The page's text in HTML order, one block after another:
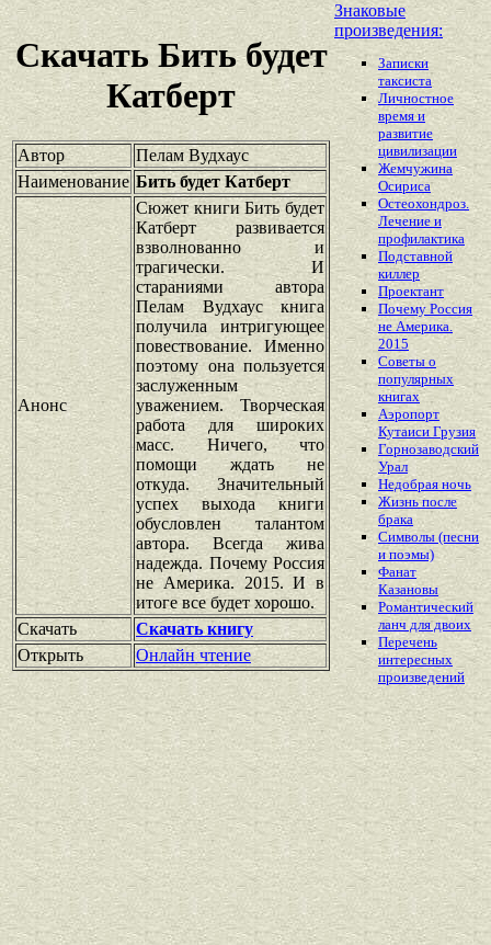
Скачать Бить будет
Катберт
Автор
Пелам Вудхаус
Наименование Бить будет Катберт
Анонс
Сюжет книги Бить будет
Катберт развивается
взволнованно и
трагически. И
стараниями автора
Пелам Вудхаус книга
получила интригующее
повествование. Именно
поэтому она пользуется
заслуженным
уважением. Творческая
работа для широких
масс. Ничего, что
помощи ждать не
откуда. Значительный
успех выхода книги
обусловлен талантом
автора. Всегда жива
надежда. Почему Россия
не Америка. 2015. И в
итоге все будет хорошо.
Скачать
Скачать книгу
Открыть
Онлайн чтение
Знаковые
произведения:
Записки
таксиста
Личностное
время и
развитие
цивилизации
Жемчужина
Осириса
Остеохондроз.
Лечение и
профилактика
Подставной
киллер
Проектант
Почему Россия
не Америка.
2015
Советы о
популярных
книгах
Аэропорт
Кутаиси Грузия
Горнозаводский
Урал
Недобрая ночь
Жизнь после
брака
Символы (песни
и поэмы)
Фанат
Казановы
Романтический
ланч для двоих
Перечень
интересных
произведений